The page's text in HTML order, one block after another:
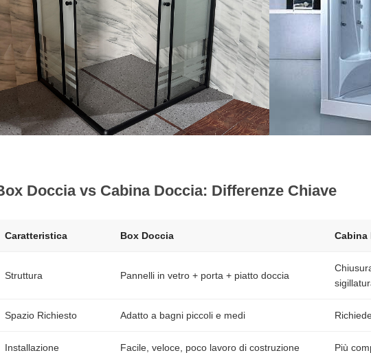
Doccia vs Cabina Doccia: Differenze Chiave
Caratteristica Box Doccia Cabina
Struttura Pannelli in vetro + porta + piatto doccia
Spazio Richiesto Adatto a bagni piccoli e medi
Installazione Facile, veloce, poco lavoro di costruzione Più